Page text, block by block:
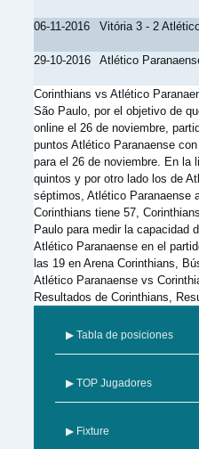
06-11-2016 Vitória 3 - 2
29-10-2016 Atlético
Corinthians vs Atlético
São Paulo, por el objetivo de
online el 26 de noviembre,
puntos Atlético Paranaense
para el 26 de noviembre. En la
quintos y por otro lado los de
séptimos, Atlético Paranaense
Corinthians tiene 57,
Paulo para medir la capacidad
Atlético Paranaense en el
las 19 en Arena Corinthians,
Atlético Paranaense vs
Resultados de Corinthians,
▶ Tabla de posiciones
▶ TOP Jugadores
▶ Fixture